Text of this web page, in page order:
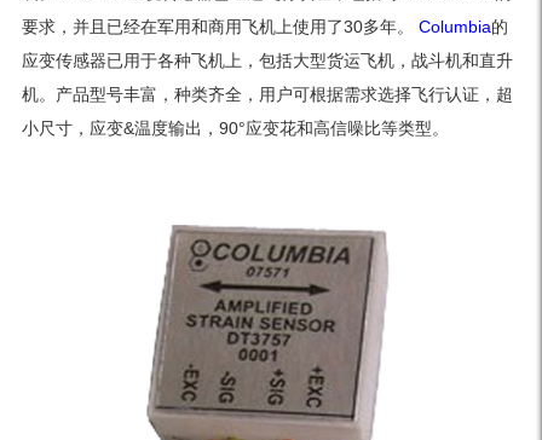
要求，并且已经在军用和商用飞机上使用了30多年。 Columbia的
应变传感器已用于各种飞机上，包括大型货运飞机，战斗机和直升
机。产品型号丰富，种类齐全，用户可根据需求选择飞行认证，超
小尺寸，应变&温度输出，90°应变花和高信噪比等类型。